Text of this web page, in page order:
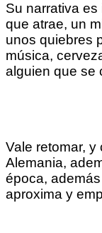
Su narrativa
que atrae, un
unos quiebres
música,
alguien que se
Vale retomar,
Alemania,
época,
aproxima y